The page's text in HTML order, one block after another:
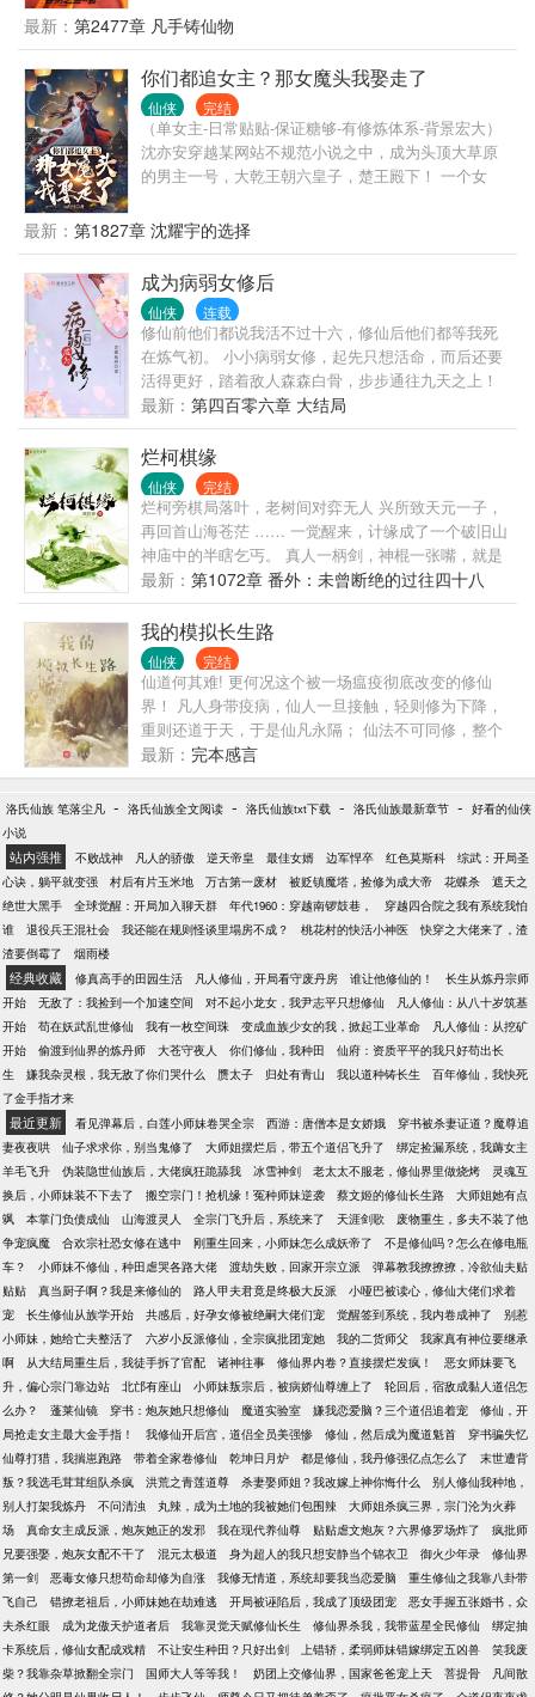
桑酒一面吐血一面哽咽表示：“二师姐你别误会，她没
泪，一边当场给她表演了个手撕心机婊。面对邪修，
陆桑酒一面吐血一面倔强表示：“三师兄你先走……我
一定会努力坚持到你带人回来救我的！”胆小的三师兄
鼓起勇气，当场突破，碾压邪修！后来，叶枝瑶剑指
陆桑酒，说她是百年前为祸四方的魔修孤凰，该杀。
风，才不会是大魔头！”
最新： 第2477章 凡手铸仙物
你们都追女主？那女魔头我娶走了
仙侠 完结
（单女主-日常贴贴-保证糖够-有修炼体系-背景宏大）
沈亦安穿越某网站不规范小说之中，成为头顶大草原
的男主一号，大乾王朝六皇子，楚王殿下！ 一个女
战士的亵渎！ 好好好，你们都去追女主，你们都喜欢
草原放牧，都喜欢策马奔腾。 那女魔头我就娶走了。
你们还在为女主争风吃醋时，女魔头已经在我怀里哼
哼唧唧让我别欺负她。 你们以为自己即将成功时，女
魔头已经和我结婚一周年。 女主突然找上门？ 我直接
化身纯爱判官，反手就是一个大鼻窦。 抱歉，本人对
绿色有暴躁症，习惯性出手。
最新： 第1827章 沈耀宇的选择
成为病弱女修后
仙侠 连载
修仙前他们都说我活不过十六，修仙后他们都等我死
在炼气初。 小小病弱女修，起先只想活命，而后还要
活得更好，踏着敌人森森白骨，步步通往九天之上！
PS：无CP，剧情向、事业向哈~~ 弄了个乐府交流
裙，喜欢文文的可以加进来耍哈：949743463
最新： 第四百零六章 大结局
烂柯棋缘
仙侠 完结
烂柯旁棋局落叶，老树间对弈无人 兴所致天元一子，
再回首山海苍茫 …… 一觉醒来，计缘成了一个破旧山
神庙中的半瞎乞丐。 真人一柄剑，神棍一张嘴，就是
计缘在这个可怕的世界安身立足的根本。 ———— 普
群号：563767909 VIP验证群号：1071336169（需要
全订截图）
最新： 第1072章 番外：未曾断绝的过往四十八
我的模拟长生路
仙侠 完结
仙道何其难! 更何况这个被一场瘟疫彻底改变的修仙
界！ 凡人身带疫病，仙人一旦接触，轻则修为下降，
重则还道于天，于是仙凡永隔； 仙法不可同修，整个
修仙界成为了一个巨大的黑暗森林； …… 李凡穿越而
来，虽有雄心万丈，却只能于凡尘中打滚，蹉跎一
生。 好在临终之时终于觉醒异宝，能够化真为假，将
李凡开始了他的漫漫长生路！ 第二世，李凡历时五十
载终权倾天下，但却遍寻世间而不见仙踪。只在人生
的末尾得见仙人痕迹。 第三世，李凡殚精竭虑、百般
谋划，却终抵不过仙人一剑！ 第四世…… …… 我，
李凡，一介凡人，百世不悔，但求长生！
最新： 完本感言
洛氏仙族 笔落尘凡 - 洛氏仙族全文阅读 - 洛氏仙族txt下载 - 洛氏仙族最新章节 - 好看的仙侠
小说
站内强推 不败战神 凡人的骄傲 逆天帝皇 最佳女婿 边军悍卒 红色莫斯科
综武：开局圣
心诀，躺平就变强
村后有片玉米地 万古第一废材 被贬镇魔塔，捡修为成大帝 花蝶杀
遮天之
绝世大黑手
全球觉醒：开局加入聊天群 年代1960：穿越南锣鼓巷，
穿越四合院之我有系统我怕
谁
退役兵王混社会 我还能在规则怪谈里塌房不成？ 桃花村的快活小神医
快穿之大佬来了，渣
渣要倒霉了
烟雨楼
经典收藏 修真高手的田园生活 凡人修仙，开局看守废丹房 谁让他修仙的！
长生从炼丹宗师
开始
无敌了：我捡到一个加速空间 对不起小龙女，我尹志平只想修仙
凡人修仙：从八十岁筑基
开始
苟在妖武乱世修仙 我有一枚空间珠 变成血族少女的我，掀起工业革命
凡人修仙：从挖矿
开始
偷渡到仙界的炼丹师 大苍守夜人 你们修仙，我种田
仙府：资质平平的我只好苟出长
生
嫌我杂灵根，我无敌了你们哭什么 赝太子 归处有青山 我以道种铸长生
百年修仙，我快死
了金手指才来
最近更新 看见弹幕后，白莲小师妹卷哭全宗 西游：唐僧本是女娇娥
穿书被杀妻证道？魔尊追
妻夜夜哄
仙子求求你，别当鬼修了 大师姐摆烂后，带五个道侣飞升了
绑定捡漏系统，我薅女主
羊毛飞升
伪装隐世仙族后，大佬疯狂跪舔我 冰雪神剑 老太太不服老，修仙界里做烧烤
灵魂互
换后，小师妹装不下去了
搬空宗门！抢机缘！冤种师妹逆袭 蔡文姬的修仙长生路
大师姐她有点
飒
本掌门负债成仙 山海渡灵人 全宗门飞升后，系统来了 天涯剑歌
废物重生，多夫不装了他
争宠疯魔
合欢宗社恐女修在逃中 刚重生回来，小师妹怎么成妖帝了
不是修仙吗？怎么在修电瓶
车？
小师妹不修仙，种田虐哭各路大佬 渡劫失败，回家开宗立派
弹幕教我撩撩撩，冷欲仙夫贴
贴贴
真当厨子啊？我是来修仙的 路人甲夫君竟是终极大反派
小哑巴被读心，修仙大佬们求着
宠
长生修仙从族学开始 共感后，好孕女修被绝嗣大佬们宠 觉醒签到系统，我内卷成神了
别惹
小师妹，她给亡夫整活了
六岁小反派修仙，全宗疯批团宠她 我的二货师父
我家真有神位要继承
啊
从大结局重生后，我徒手拆了官配 诸神往事 修仙界内卷？直接摆烂发疯！
恶女师妹要飞
升，偏心宗门靠边站
北邙有座山 小师妹叛宗后，被病娇仙尊缠上了
轮回后，宿敌成黏人道侣怎
么办？
蓬莱仙镜 穿书：炮灰她只想修仙 魔道实验室 嫌我恋爱脑？三个道侣追着宠
修仙，开
局抢走女主最大金手指！
我修仙开后宫，道侣全员美强惨 修仙，然后成为魔道魁首
穿书骗失忆
仙尊打猎，我揣崽跑路
带着全家卷修仙 乾坤日月炉 都是修仙，我丹修强亿点怎么了
末世遭背
叛？我选毛茸茸组队杀疯
洪荒之青莲道尊 杀妻娶师姐？我改嫁上神你悔什么
别人修仙我种地，
别人打架我炼丹
不问清浊 丸辣，成为土地的我被她们包围辣
大师姐杀疯三界，宗门沦为火葬
场
真命女主成反派，炮灰她正的发邪 我在现代养仙尊 贴贴虐文炮灰？六界修罗场炸了
疯批师
兄要强娶，炮灰女配不干了
混元太极道 身为超人的我只想安静当个锦衣卫 御火少年录
修仙界
第一剑
恶毒女修只想苟命却修为自涨 我修无情道，系统却要我当恋爱脑
重生修仙之我靠八卦带
飞自己
错撩老祖后，小师妹她在劫难逃 开局被诬陷后，我成了顶级团宠
恶女手握五张婚书，众
夫杀红眼
成为龙傲天护道者后 我靠灵觉天赋修仙长生 修仙界杀我，我带蓝星全民修仙
绑定抽
卡系统后，修仙女配成戏精
不让安生种田？只好出剑 上错轿，柔弱师妹错嫁绑定五凶兽
笑我废
柴？我靠杂草掀翻全宗门
国师大人等等我！ 奶团上交修仙界，国家爸爸宠上天 菩提骨
凡间散